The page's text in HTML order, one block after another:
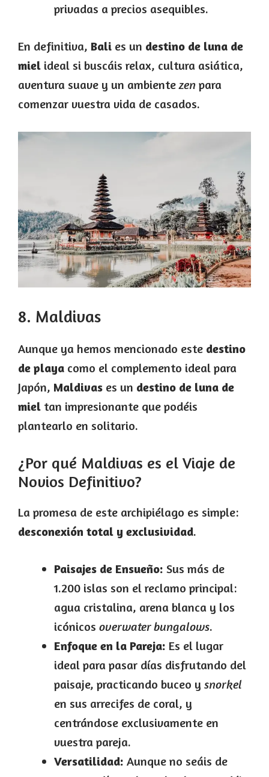
privadas a precios asequibles.
En definitiva, Bali es un destino de luna de
miel ideal si buscáis relax, cultura asiática,
aventura suave y un ambientezen para
comenzar vuestra vida de casados.
8. Maldivas
Aunque ya hemos mencionado este destino
de playa como el complemento ideal para
Japón, Maldivas es un destino de luna de
miel tan impresionante que podéis
plantearlo en solitario.
¿Por qué Maldivas es el Viaje de
Novios Definitivo?
La promesa de este archipiélago es simple:
desconexión total y exclusividad.
Paisajes de Ensueño: Sus más de
1.200 islas son el reclamo principal:
agua cristalina, arena blanca y los
icónicos overwater bungalows.
Enfoque en la Pareja: Es el lugar
ideal para pasar días disfrutando del
paisaje, practicando buceo y snorkel
en sus arrecifes de coral, y
centrándose exclusivamente en
vuestra pareja.
Versatilidad: Aunque no seáis de